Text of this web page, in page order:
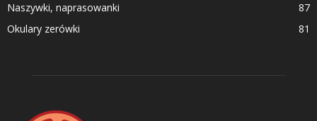
Naszywki, naprasowanki
87
Okulary zerówki
81